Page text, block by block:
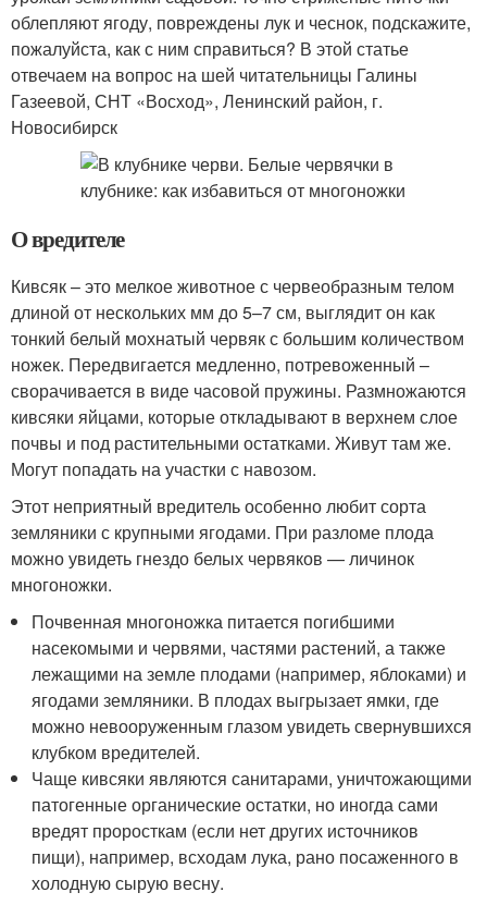
облепляют ягоду, повреждены лук и чеснок, подскажите,
пожалуйста, как с ним справиться? В этой статье
отвечаем на вопрос на шей читательницы Галины
Газеевой, СНТ «Восход», Ленинский район, г.
Новосибирск
О вредителе
Кивсяк – это мелкое животное с червеобразным телом
длиной от нескольких мм до 5–7 см, выглядит он как
тонкий белый мохнатый червяк с большим количеством
ножек. Передвигается медленно, потревоженный –
сворачивается в виде часовой пружины. Размножаются
кивсяки яйцами, которые откладывают в верхнем слое
почвы и под растительными остатками. Живут там же.
Могут попадать на участки с навозом.
Этот неприятный вредитель особенно любит сорта
земляники с крупными ягодами. При разломе плода
можно увидеть гнездо белых червяков — личинок
многоножки.
Почвенная многоножка питается погибшими
насекомыми и червями, частями растений, а также
лежащими на земле плодами (например, яблоками) и
ягодами земляники. В плодах выгрызает ямки, где
можно невооруженным глазом увидеть свернувшихся
клубком вредителей.
Чаще кивсяки являются санитарами, уничтожающими
патогенные органические остатки, но иногда сами
вредят проросткам (если нет других источников
пищи), например, всходам лука, рано посаженного в
холодную сырую весну.